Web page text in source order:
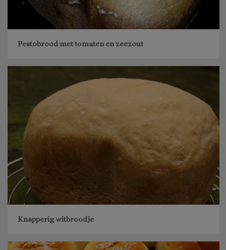
Pestobrood met tomaten en zeezout
Knapperig witbroodje